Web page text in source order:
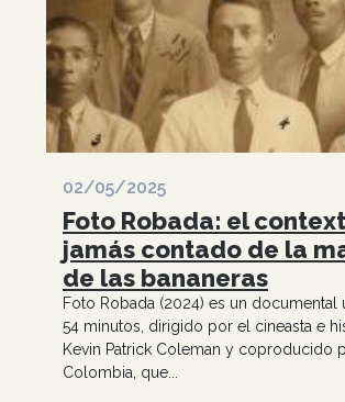
02/05/2025
Foto Robada: el
jamás contado de la
de las bananeras
Foto Robada (2024) es un documental
54 minutos, dirigido por el cineasta e
Kevin Patrick Coleman y coproducido
Colombia, que...